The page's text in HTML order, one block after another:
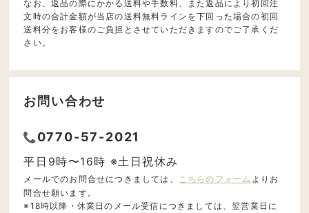
なお、返品の際にかかる送料や手数料、また返品により初回注
文時の合計金額が当店の送料無料ラインを下回った場合の初回
送料分をお客様のご負担とさせていただきますのでご了承くだ
さい。
お問い合わせ
0770-57-2021
平日9時〜16時 ※土日祝休み
メールでのお問合せにつきましては、 こちらのフォーム よりお
問合せ願います。
※18時以降・休業日のメール受信につきましては、翌営業日に